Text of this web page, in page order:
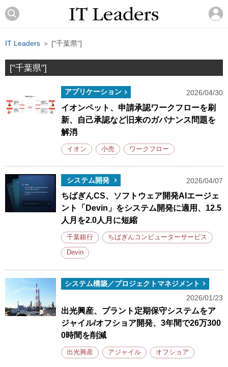
IT Leaders ＞ ["千葉県"]
["千葉県"]
アプリケーション 2026/04/30
イオンペット、申請承認ワークフローを刷
新、自己承認など旧来のガバナンス問題を
解消
イオン 小売 ワークフロー
システム開発 2026/04/07
ちばぎんCS、ソフトウェア開発AIエージェ
ント「Devin」をシステム開発に適用、12.5
人月を2.0人月に短縮
千葉銀行 ちばぎんコンピューターサービス
Devin
システム構築／プロジェクトマネジメント
2026/01/23
出光興産、プラント定期保守システムをア
ジャイル/オフショア開発、3年間で26万300
0時間を削減
出光興産 アジャイル オフショア